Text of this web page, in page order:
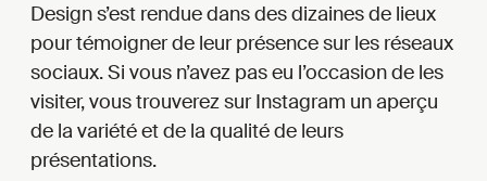
Design s’est rendue dans des dizaines de lieux
pour témoigner de leur présence sur les réseaux
sociaux. Si vous n’avez pas eu l’occasion de les
visiter, vous trouverez sur Instagram un aperçu
de la variété et de la qualité de leurs
présentations.